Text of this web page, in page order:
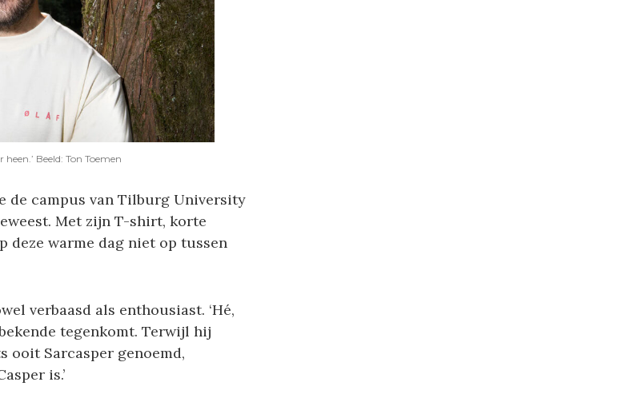
Beeld: Ton Toemen
de campus van Tilburg University
Met zijn T-shirt, korte
deze warme dag niet op tussen
verbaasd als enthousiast. ‘Hé,
tegenkomt. Terwijl hij
ooit Sarcasper genoemd,
is.’